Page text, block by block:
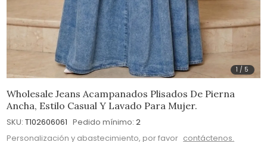
1 / 5
Wholesale Jeans Acampanados Plisados De Pierna
Ancha, Estilo Casual Y Lavado Para Mujer.
SKU: T102606061 Pedido mínimo: 2
Personalización y abastecimiento, por favor contáctenos.